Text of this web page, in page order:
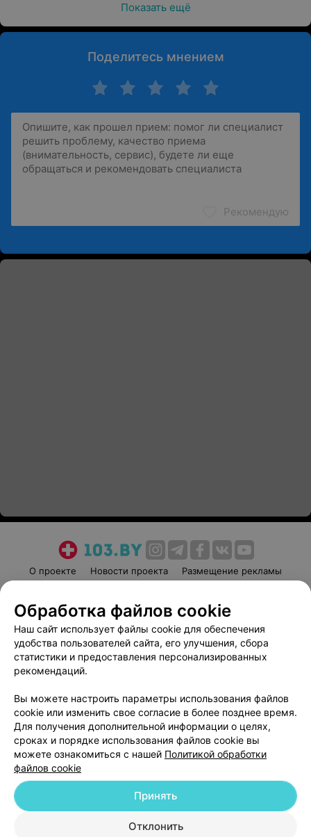
Показать ещё
Поделитесь мнением
Рекомендую
О проекте Новости проекта
Размещение рекламы
Пользовательское соглашение
Способы оплаты
Вакансии
Партнеры
Написать руководителю 103.by
Обработка персональных данных
© 2026 ООО «Артокс Лаб», УНП 191700409
| 220012, Республика Беларусь,
Обработка файлов cookie
Наш сайт использует файлы cookie для обеспечения
удобства пользователей сайта, его улучшения, сбора
статистики и предоставления персонализированных
рекомендаций.
Вы можете настроить параметры использования файлов
cookie или изменить свое согласие в более позднее время.
Для получения дополнительной информации о целях,
сроках и порядке использования файлов cookie вы
можете ознакомиться с нашей Политикой обработки
файлов cookie
Отклонить
Принять